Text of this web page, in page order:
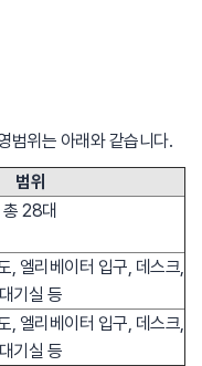
범위는 아래와 같습니다.
범위
총 28대
, 엘리베이터 입구, 데스크,
대기실 등
, 엘리베이터 입구, 데스크,
대기실 등